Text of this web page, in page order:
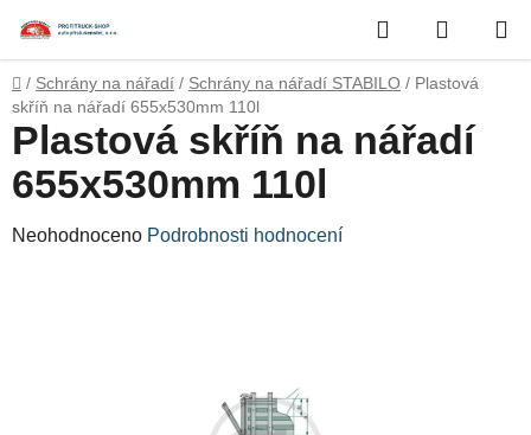
obsah
Hledat
KOŠÍK
Domů
/ Schrány na nářadí / Schrány na nářadí STABILO / Plastová
skříň na nářadí 655x530mm 110l
Plastová skříň na nářadí
655x530mm 110l
Průměrné
Neohodnoceno Podrobnosti hodnocení